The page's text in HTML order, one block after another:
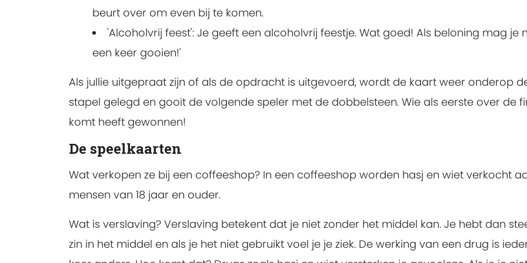
beurt over om even bij te komen.
'Alcoholvrij feest': Je geeft een alcoholvrij feestje. Wat goed! Als beloning mag je
een keer gooien!'
Als jullie uitgepraat zijn of als de opdracht is uitgevoerd, wordt de kaart weer onderop
stapel gelegd en gooit de volgende speler met de dobbelsteen. Wie als eerste over de
komt heeft gewonnen!
De speelkaarten
Wat verkopen ze bij een coffeeshop? In een coffeeshop worden hasj en wiet verkocht
mensen van 18 jaar en ouder.
Wat is verslaving? Verslaving betekent dat je niet zonder het middel kan. Je hebt dan
zin in het middel en als je het niet gebruikt voel je je ziek. De werking van een drug is